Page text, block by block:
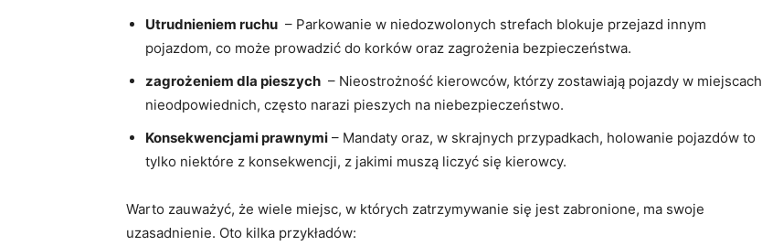
Utrudnieniem ruchu ‍ – Parkowanie⁣ w niedozwolonych strefach blokuje​ przejazd‍ innym
pojazdom, co⁣ może prowadzić do​ korków oraz zagrożenia bezpieczeństwa.
zagrożeniem dla pieszych ​ – ⁣Nieostrożność kierowców, którzy zostawiają pojazdy w miejscach
nieodpowiednich, często​ narazi pieszych na niebezpieczeństwo.
Konsekwencjami​ prawnymi – ⁢Mandaty oraz, w skrajnych‍ przypadkach, holowanie pojazdów to
tylko niektóre⁢ z konsekwencji, z jakimi muszą liczyć się‍ kierowcy.
Warto ⁤zauważyć, że wiele ⁣miejsc, w których ⁣zatrzymywanie się jest zabronione, ma swoje
uzasadnienie. ‍Oto kilka przykładów: